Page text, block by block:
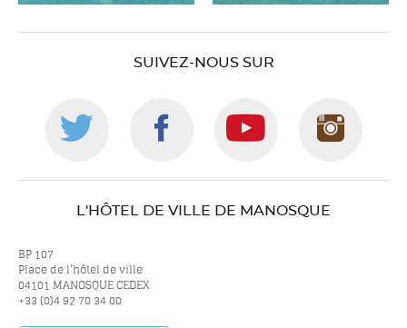
SUIVEZ-NOUS SUR
Suivez-
nous
sur
Suivez-
nous
Suivez-
nous
L'HÔTEL DE VILLE DE MANOSQUE
BP 107
Place de l’hôtel de ville
04101 MANOSQUE CEDEX
+33 (0)4 92 70 34 00